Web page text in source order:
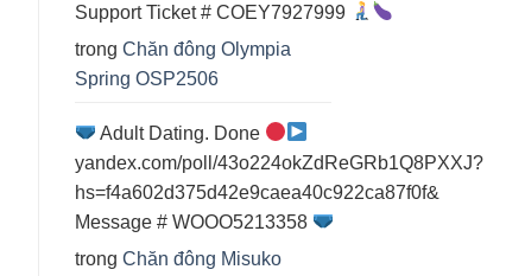
Support Ticket # COEY7927999
trong Chăn đông Olympia
Spring OSP2506
Adult Dating. Done
yandex.com/poll/43o224okZdReGRb1Q8PXXJ?
hs=f4a602d375d42e9caea40c922ca87f0f&
Message # WOOO5213358
trong Chăn đông Misuko